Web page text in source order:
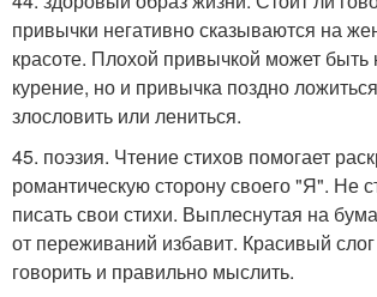
привычки негативно сказываются на
красоте. Плохой привычкой может быть
курение, но и привычка поздно
злословить или лениться.
45. поэзия. Чтение стихов помогает
романтическую сторону своего "Я". Не
писать свои стихи. Выплеснутая на
от переживаний избавит. Красивый
говорить и правильно мыслить.